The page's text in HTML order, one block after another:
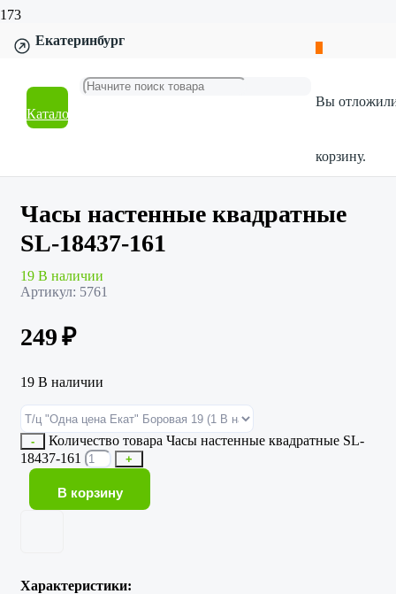
Екатеринбург
Каталог
Вы
корзину.
Главная
Товары для дома
Часы настенные квадратные SL-18437-161
Часы настенные квадратные
SL-18437-161
19 В наличии
Артикул: 5761
249₽
19 В наличии
-
Количество товара Часы настенные квадратные SL-
18437-161
+
В корзину
Характеристики: